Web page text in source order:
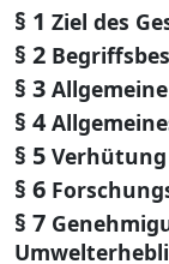
§ 1 Ziel des
§ 2
§ 3
§ 4
§ 5
§ 6
§ 7